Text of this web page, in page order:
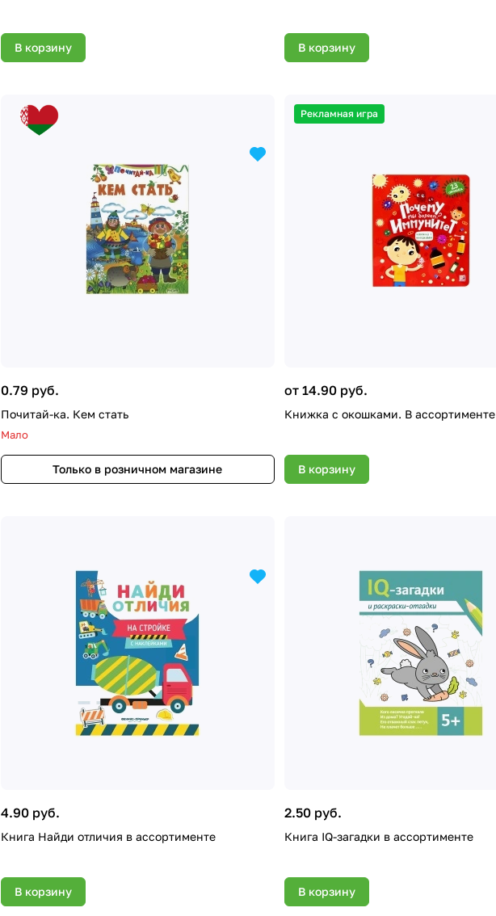
В корзину В корзину
0.79 руб.
Почитай-ка. Кем стать
Мало
Только в розничном магазине
Рекламная игра
от 14.90 руб.
Книжка с окошками. В ассортименте
В корзину
4.90 руб.
Книга Найди отличия в ассортименте
В корзину
2.50 руб.
Книга IQ-загадки в ассортименте
В корзину